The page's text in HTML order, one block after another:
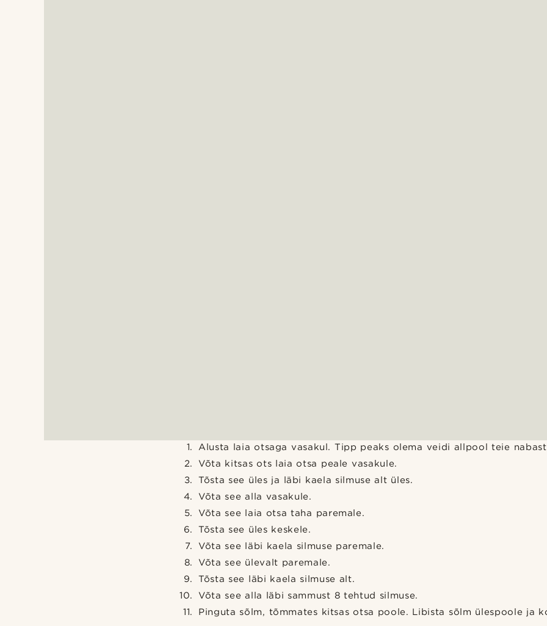
Alusta laia otsaga vasakul. Tipp peaks olema veidi allpool teie
Võta kitsas ots laia otsa peale vasakule.
Tõsta see üles ja läbi kaela silmuse alt üles.
Võta see alla vasakule.
Võta see laia otsa taha paremale.
Tõsta see üles keskele.
Võta see läbi kaela silmuse paremale.
Võta see ülevalt paremale.
Tõsta see läbi kaela silmuse alt.
Võta see alla läbi sammust 8 tehtud silmuse.
Pinguta sõlm, tõmmates kitsas otsa poole. Libista sõlm ülespoole ja